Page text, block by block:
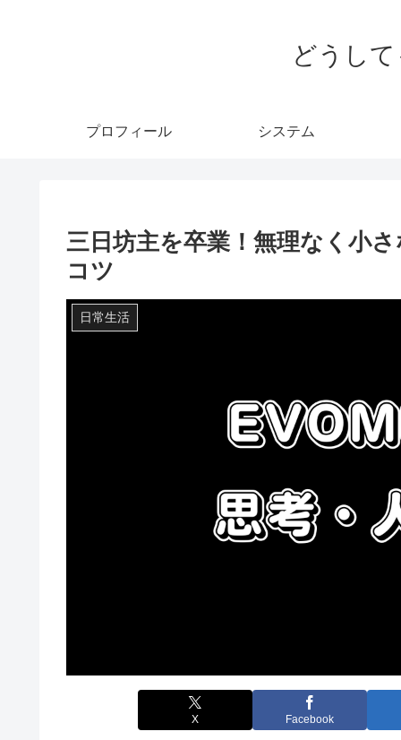
どうし
プロフィール システム
三日坊主を卒業！無理なく小
コツ
日常生活
X Facebook